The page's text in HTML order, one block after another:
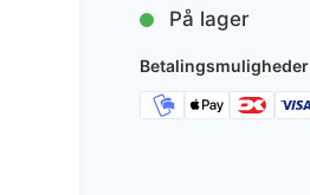
På lager
Betalingsmuligheder